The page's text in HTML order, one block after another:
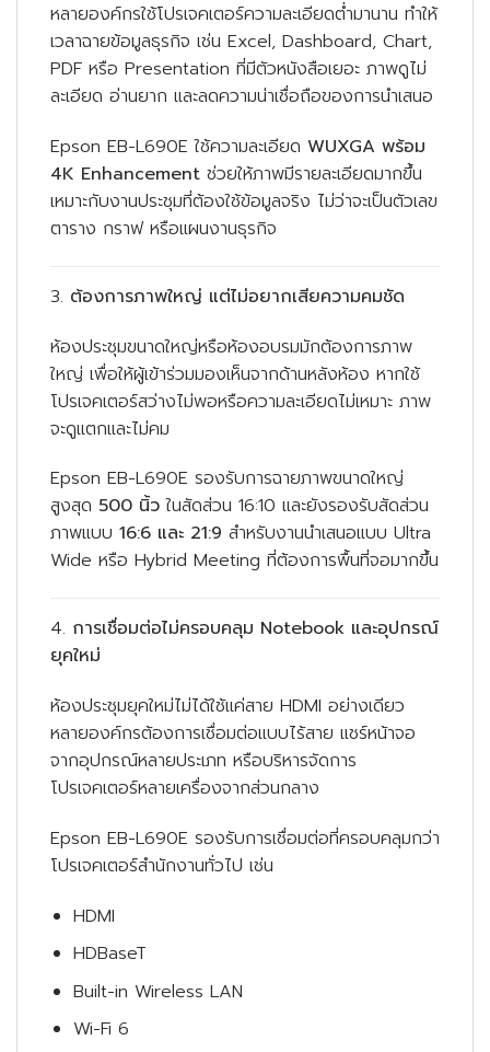
หลายองค์กรใช้โปรเจคเตอร์ความละเอียดต่ำมานาน ทำให้
เวลาฉายข้อมูลธุรกิจ เช่น Excel, Dashboard, Chart,
PDF หรือ Presentation ที่มีตัวหนังสือเยอะ ภาพดูไม่
ละเอียด อ่านยาก และลดความน่าเชื่อถือของการนำเสนอ
Epson EB-L690E ใช้ความละเอียด WUXGA พร้อม
4K Enhancement ช่วยให้ภาพมีรายละเอียดมากขึ้น
เหมาะกับงานประชุมที่ต้องใช้ข้อมูลจริง ไม่ว่าจะเป็นตัวเลข
ตาราง กราฟ หรือแผนงานธุรกิจ
3. ต้องการภาพใหญ่ แต่ไม่อยากเสียความคมชัด
ห้องประชุมขนาดใหญ่หรือห้องอบรมมักต้องการภาพ
ใหญ่ เพื่อให้ผู้เข้าร่วมมองเห็นจากด้านหลังห้อง หากใช้
โปรเจคเตอร์สว่างไม่พอหรือความละเอียดไม่เหมาะ ภาพ
จะดูแตกและไม่คม
Epson EB-L690E รองรับการฉายภาพขนาดใหญ่
สูงสุด 500 นิ้ว ในสัดส่วน 16:10 และยังรองรับสัดส่วน
ภาพแบบ 16:6 และ 21:9 สำหรับงานนำเสนอแบบ Ultra
Wide หรือ Hybrid Meeting ที่ต้องการพื้นที่จอมากขึ้น
4. การเชื่อมต่อไม่ครอบคลุม Notebook และอุปกรณ์
ยุคใหม่
ห้องประชุมยุคใหม่ไม่ได้ใช้แค่สาย HDMI อย่างเดียว
หลายองค์กรต้องการเชื่อมต่อแบบไร้สาย แชร์หน้าจอ
จากอุปกรณ์หลายประเภท หรือบริหารจัดการ
โปรเจคเตอร์หลายเครื่องจากส่วนกลาง
Epson EB-L690E รองรับการเชื่อมต่อที่ครอบคลุมกว่า
โปรเจคเตอร์สำนักงานทั่วไป เช่น
HDMI
HDBaseT
Built-in Wireless LAN
Wi-Fi 6